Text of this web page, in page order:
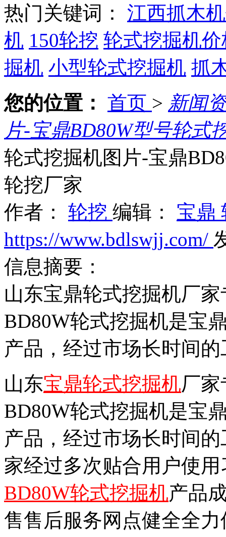
热门关键词： 江西抓木
机 150轮挖 轮式挖掘机
掘机 小型轮式挖掘机 抓
您的位置： 首页 > 新闻
片-宝鼎BD80W型号轮式
轮式挖掘机图片-宝鼎
轮挖厂家
作者： 轮挖 编辑： 宝鼎
https://www.bdlswjj.com/
信息摘要：
山东宝鼎轮式挖掘机厂
BD80W轮式挖掘机是宝
产品，经过市场长时间
山东宝鼎轮式挖掘机厂
BD80W轮式挖掘机是宝
产品，经过市场长时间
家经过多次贴合用户使
BD80W轮式挖掘机产品
售售后服务网点健全全